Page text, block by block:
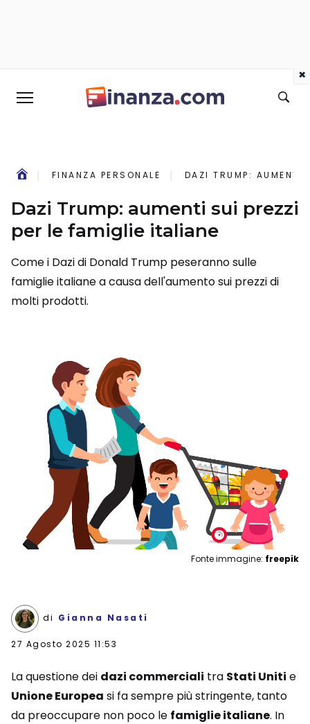
FINANZA PERSONALE DAZI TRUMP: AUMENTI
Dazi Trump: aumenti sui prezzi
per le famiglie italiane
Come i Dazi di Donald Trump peseranno sulle
famiglie italiane a causa dell'aumento sui prezzi di
molti prodotti.
Fonte immagine: freepik
di Gianna Nasati
27 Agosto 2025 11:53
La questione dei dazi commerciali tra Stati Uniti e
Unione Europea si fa sempre più stringente, tanto
da preoccupare non poco le famiglie italiane. In
×